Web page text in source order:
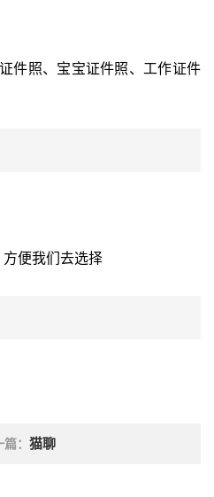
件照、宝宝证件照、工作证件
便我们去选择
： 猫聊